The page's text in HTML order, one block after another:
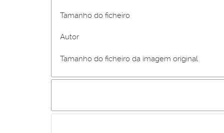
Tamanho do ficheiro
Autor
Tamanho do ficheiro da imagem original